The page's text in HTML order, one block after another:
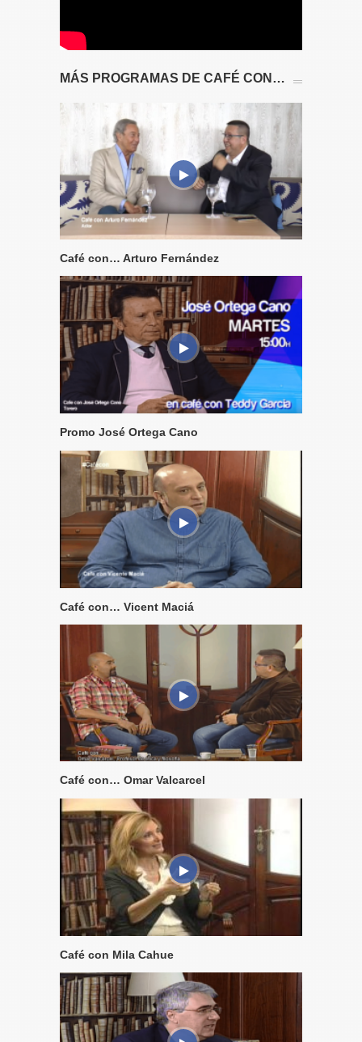
MÁS PROGRAMAS DE CAFÉ CON…
Café con… Arturo Fernández
Promo José Ortega Cano
Café con… Vicent Maciá
Café con… Omar Valcarcel
Café con Mila Cahue